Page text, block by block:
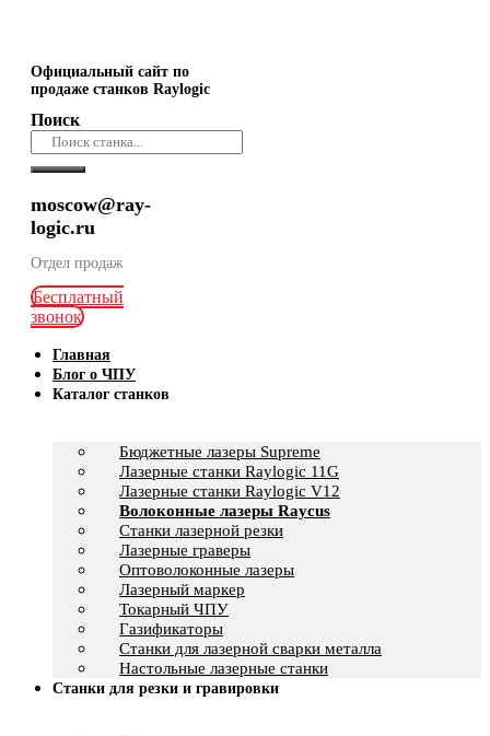
Официальный сайт по
продаже станков Raylogic
Поиск
moscow@ray-
logic.ru
Отдел продаж
Бесплатный
звонок
Главная
Блог о ЧПУ
Каталог станков
Бюджетные лазеры Supreme
Лазерные станки Raylogic 11G
Лазерные станки Raylogic V12
Волоконные лазеры Raycus
Станки лазерной резки
Лазерные граверы
Оптоволоконные лазеры
Лазерный маркер
Токарный ЧПУ
Газификаторы
Cтанки для лазерной сварки металла
Настольные лазерные станки
Станки для резки и гравировки